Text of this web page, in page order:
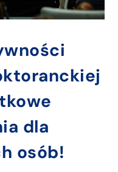
dla
osób!